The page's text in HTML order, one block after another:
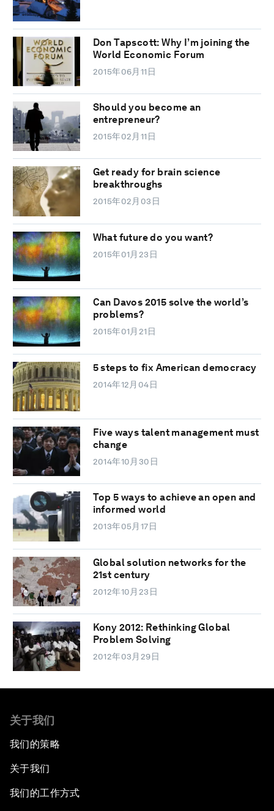
Don Tapscott: Why I’m joining the
World Economic Forum
2015年06月11日
Should you become an
entrepreneur?
2015年02月11日
Get ready for brain science
breakthroughs
2015年02月03日
What future do you want?
2015年01月23日
Can Davos 2015 solve the world’s
problems?
2015年01月21日
5 steps to fix American democracy
2014年12月04日
Five ways talent management must
change
2014年10月30日
Top 5 ways to achieve an open and
informed world
2013年05月17日
Global solution networks for the
21st century
2012年10月23日
Kony 2012: Rethinking Global
Problem Solving
2012年03月29日
关于我们
我们的策略
关于我们
我们的工作方式